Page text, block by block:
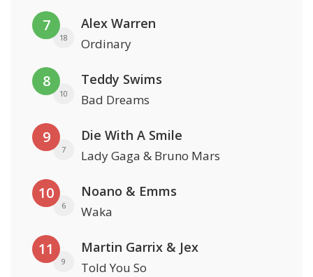
7
18
Alex Warren
Ordinary
8
10
Teddy Swims
Bad Dreams
9
7
Die With A Smile
Lady Gaga & Bruno Mars
10
6
Noano & Emms
Waka
11
9
Martin Garrix & Jex
Told You So